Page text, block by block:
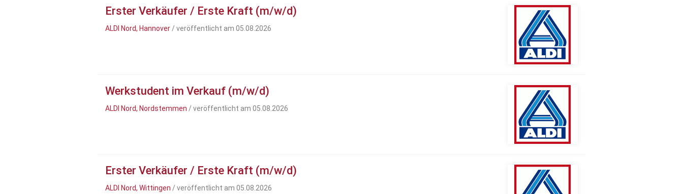
Erster Verkäufer / Erste Kraft (m/w/d)
ALDI Nord, Hannover/ veröffentlicht am 05.08.2026
Werkstudent im Verkauf (m/w/d)
ALDI Nord, Nordstemmen / veröffentlicht am 05.08.2026
Erster Verkäufer / Erste Kraft (m/w/d)
ALDI Nord, Wittingen / veröffentlicht am 05.08.2026